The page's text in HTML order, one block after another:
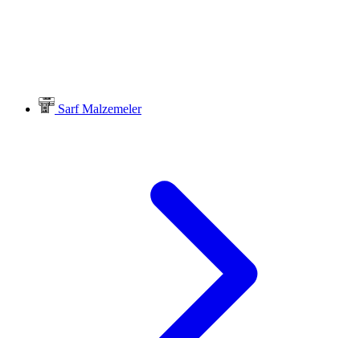
Sarf Malzemeler